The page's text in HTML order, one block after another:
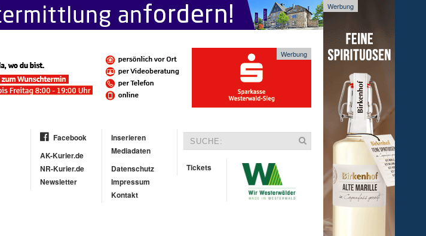
Werbung
Werbung
Facebook
AK-Kurier.de
NR-Kurier.de
Newsletter
Inserieren
Mediadaten
Datenschutz
Impressum
Kontakt
Tickets